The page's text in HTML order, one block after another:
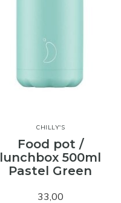
CHILLY'S
Food pot /
lunchbox 500ml
Pastel Green
33,00